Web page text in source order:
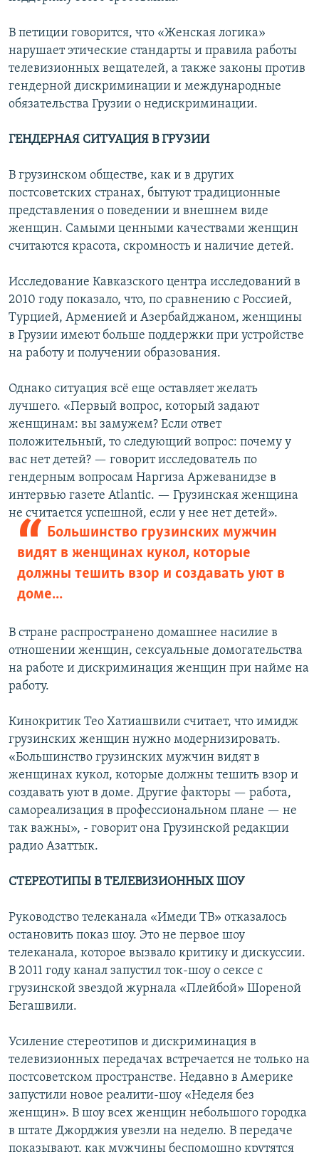
В петиции говорится, что «Женская логика»
нарушает этические стандарты и правила работы
телевизионных вещателей, а также законы против
гендерной дискриминации и международные
обязательства Грузии о недискриминации.
ГЕНДЕРНАЯ СИТУАЦИЯ В ГРУЗИИ
В грузинском обществе, как и в других
постсоветских странах, бытуют традиционные
представления о поведении и внешнем виде
женщин. Самыми ценными качествами женщин
считаются красота, скромность и наличие детей.
Исследование Кавказского центра исследований в
2010 году показало, что, по сравнению с Россией,
Турцией, Арменией и Азербайджаном, женщины
в Грузии имеют больше поддержки при устройстве
на работу и получении образования.
Однако ситуация всё еще оставляет желать
лучшего. «Первый вопрос, который задают
женщинам: вы замужем? Если ответ
положительный, то следующий вопрос: почему у
вас нет детей? — говорит исследователь по
гендерным вопросам Наргиза Аржеванидзе в
интервью газете Atlantic. — Грузинская женщина
не считается успешной, если у нее нет детей».
Большинство грузинских мужчин
видят в женщинах кукол, которые
должны тешить взор и создавать уют в
доме...
В стране распространено домашнее насилие в
отношении женщин, сексуальные домогательства
на работе и дискриминация женщин при найме на
работу.
Кинокритик Тео Хатиашвили считает, что имидж
грузинских женщин нужно модернизировать.
«Большинство грузинских мужчин видят в
женщинах кукол, которые должны тешить взор и
создавать уют в доме. Другие факторы — работа,
самореализация в профессиональном плане — не
так важны», - говорит она Грузинской редакции
радио Азаттык.
СТЕРЕОТИПЫ В ТЕЛЕВИЗИОННЫХ ШОУ
Руководство телеканала «Имеди ТВ» отказалось
остановить показ шоу. Это не первое шоу
телеканала, которое вызвало критику и дискуссии.
В 2011 году канал запустил ток-шоу о сексе с
грузинской звездой журнала «Плейбой» Шореной
Бегашвили.
Усиление стереотипов и дискриминация в
телевизионных передачах встречается не только на
постсоветском пространстве. Недавно в Америке
запустили новое реалити-шоу «Неделя без
женщин». В шоу всех женщин небольшого городка
в штате Джорджия увезли на неделю. В передаче
показывают, как мужчины беспомощно крутятся